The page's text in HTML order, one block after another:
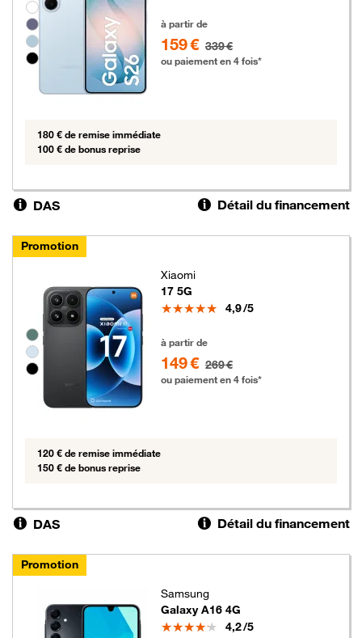
Groupe de couleurs disponibles non sélectionnables
à partir de
159 € 339 €
ou paiement en 4 fois*
180 € de remise immédiate
100 € de bonus reprise
DAS Détail du financement
Promotion
Groupe de couleurs disponibles non sélectionnables
Xiaomi
17 5G
Note
4,9/5
à partir de
149 € 269 €
ou paiement en 4 fois*
120 € de remise immédiate
150 € de bonus reprise
DAS Détail du financement
Promotion
Samsung
Galaxy A16 4G
Note
4,2/5